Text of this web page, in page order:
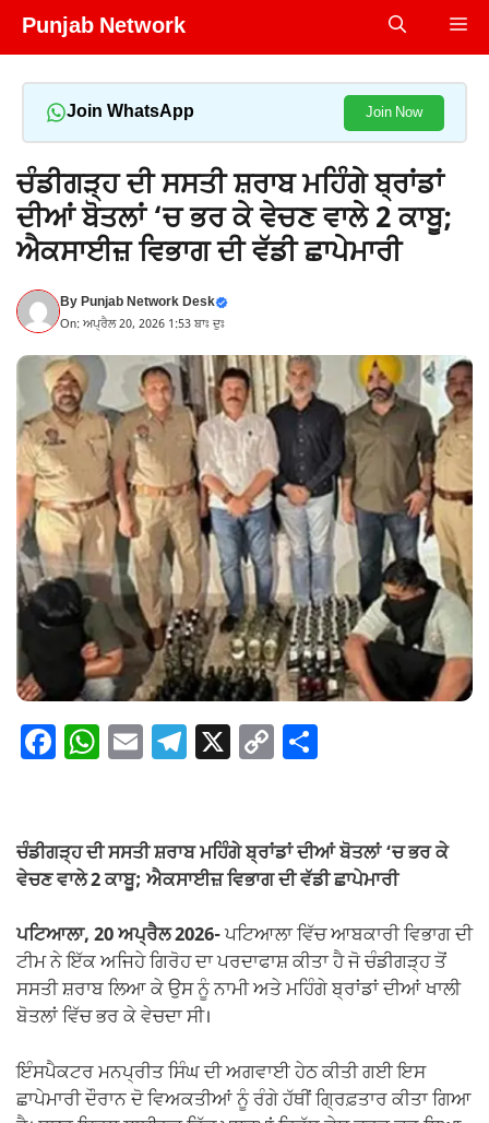
Skip
Punjab Network
Join WhatsApp Join Now
ਚੰਡੀਗੜ੍ਹ ਦੀ ਸਸਤੀ ਸ਼ਰਾਬ ਮਹਿੰਗੇ ਬ੍ਰਾਂਡਾਂ
ਦੀਆਂ ਬੋਤਲਾਂ ‘ਚ ਭਰ ਕੇ ਵੇਚਣ ਵਾਲੇ 2 ਕਾਬੂ;
ਐਕਸਾਈਜ਼ ਵਿਭਾਗ ਦੀ ਵੱਡੀ ਛਾਪੇਮਾਰੀ
ByPunjab Network Desk
On: ਅਪ੍ਰੈਲ 20, 2026 1:53 ਬਾਃ ਦੁਃ
F
e
b
o
o
k
W
s
A
p
p
E T
gr
a
m
X C
y
Li
n
k
e
ਚੰਡੀਗੜ੍ਹ ਦੀ ਸਸਤੀ ਸ਼ਰਾਬ ਮਹਿੰਗੇ ਬ੍ਰਾਂਡਾਂ ਦੀਆਂ ਬੋਤਲਾਂ ‘ਚ ਭਰ ਕੇ
ਵੇਚਣ ਵਾਲੇ 2 ਕਾਬੂ; ਐਕਸਾਈਜ਼ ਵਿਭਾਗ ਦੀ ਵੱਡੀ ਛਾਪੇਮਾਰੀ
ਪਟਿਆਲਾ, 20 ਅਪ੍ਰੈਲ 2026-ਪਟਿਆਲਾ ਵਿੱਚ ਆਬਕਾਰੀ ਵਿਭਾਗ ਦੀ
ਟੀਮ ਨੇ ਇੱਕ ਅਜਿਹੇ ਗਿਰੋਹ ਦਾ ਪਰਦਾਫਾਸ਼ ਕੀਤਾ ਹੈ ਜੋ ਚੰਡੀਗੜ੍ਹ ਤੋਂ
ਸਸਤੀ ਸ਼ਰਾਬ ਲਿਆ ਕੇ ਉਸ ਨੂੰ ਨਾਮੀ ਅਤੇ ਮਹਿੰਗੇ ਬ੍ਰਾਂਡਾਂ ਦੀਆਂ ਖਾਲੀ
ਬੋਤਲਾਂ ਵਿੱਚ ਭਰ ਕੇ ਵੇਚਦਾ ਸੀ।
ਇੰਸਪੈਕਟਰ ਮਨਪ੍ਰੀਤ ਸਿੰਘ ਦੀ ਅਗਵਾਈ ਹੇਠ ਕੀਤੀ ਗਈ ਇਸ
ਛਾਪੇਮਾਰੀ ਦੌਰਾਨ ਦੋ ਵਿਅਕਤੀਆਂ ਨੂੰ ਰੰਗੇ ਹੱਥੀਂ ਗ੍ਰਿਫ਼ਤਾਰ ਕੀਤਾ ਗਿਆ